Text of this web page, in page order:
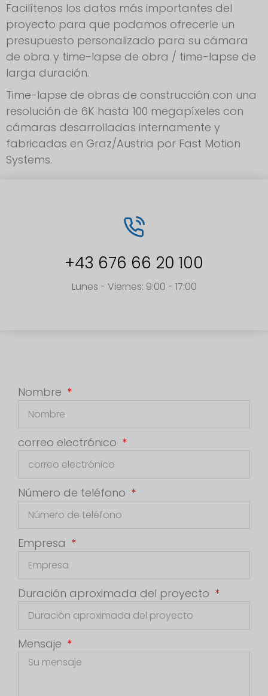
Facilítenos los datos más importantes del
proyecto para que podamos ofrecerle un
presupuesto personalizado para su cámara
de obra y time-lapse de obra / time-lapse de
larga duración.
Time-lapse de obras de construcción con una
resolución de 6K hasta 100 megapíxeles con
cámaras desarrolladas internamente y
fabricadas en Graz/Austria por Fast Motion
Systems.
+43 676 66 20 100
Lunes - Viernes: 9:00 - 17:00
Nombre
correo electrónico
Número de teléfono
Empresa
Duración aproximada del proyecto
Mensaje